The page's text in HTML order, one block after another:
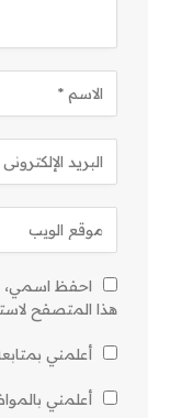
احفظ اسمي،
هذا المتصفح
أعلمني
أعلمني